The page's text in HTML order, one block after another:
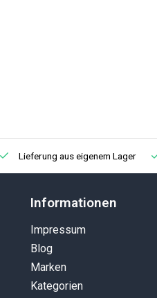
Lieferung aus eigenem Lager
Informationen
Impressum
Blog
Marken
Kategorien